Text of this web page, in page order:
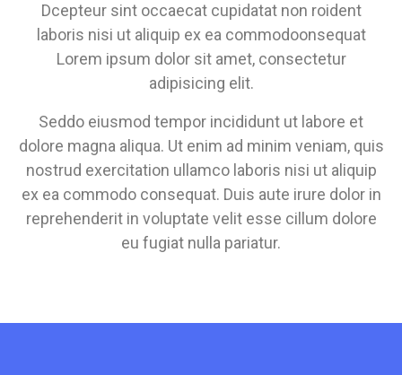
Dcepteur sint occaecat cupidatat non roident
laboris nisi ut aliquip ex ea commodoonsequat
Lorem ipsum dolor sit amet, consectetur
adipisicing elit.
Seddo eiusmod tempor incididunt ut labore et
dolore magna aliqua. Ut enim ad minim veniam, quis
nostrud exercitation ullamco laboris nisi ut aliquip
ex ea commodo consequat. Duis aute irure dolor in
reprehenderit in voluptate velit esse cillum dolore
eu fugiat nulla pariatur.